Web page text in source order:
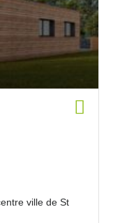
ville de St